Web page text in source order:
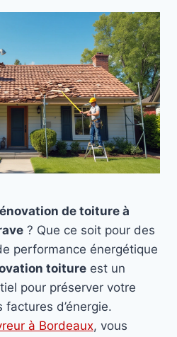
de toiture à
? Que ce soit pour des
performance énergétique
toiture est un
pour préserver votre
factures d’énergie.
à Bordeaux, vous